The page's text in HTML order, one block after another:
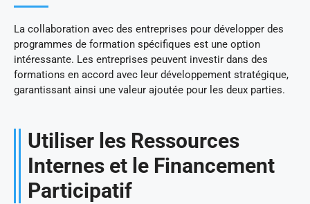
La collaboration avec des entreprises pour développer des
programmes de formation spécifiques est une option
intéressante. Les entreprises peuvent investir dans des
formations en accord avec leur développement stratégique,
garantissant ainsi une valeur ajoutée pour les deux parties.
Utiliser les Ressources
Internes et le Financement
Participatif